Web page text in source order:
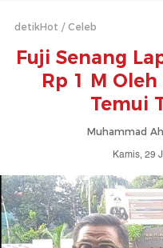
detikHot Celeb
Fuji Senang
Rp 1 M
Temui
Muhammad
Kamis, 29